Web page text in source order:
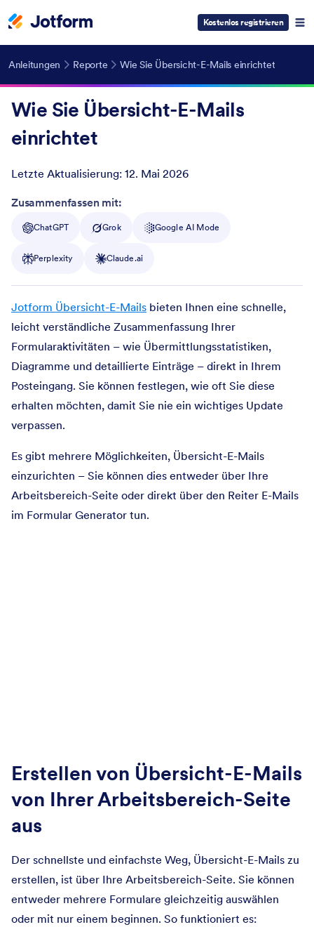
Kostenlos registrieren
Anleitungen Reporte Wie Sie Übersicht-E-Mails einrichtet
Wie Sie Übersicht-E-Mails
einrichtet
Letzte Aktualisierung: 12. Mai 2026
Post ID
Zusammenfassen mit:
ChatGPT Grok Google AI Mode
Perplexity Claude.ai
Jotform Übersicht-E-Mails bieten Ihnen eine schnelle,
leicht verständliche Zusammenfassung Ihrer
Formularaktivitäten – wie Übermittlungsstatistiken,
Diagramme und detaillierte Einträge – direkt in Ihrem
Posteingang. Sie können festlegen, wie oft Sie diese
erhalten möchten, damit Sie nie ein wichtiges Update
verpassen.
Es gibt mehrere Möglichkeiten, Übersicht-E-Mails
einzurichten – Sie können dies entweder über Ihre
Arbeitsbereich-Seite oder direkt über den Reiter E-Mails
im Formular Generator tun.
Erstellen von Übersicht-E-Mails
von Ihrer Arbeitsbereich-Seite
aus
Der schnellste und einfachste Weg, Übersicht-E-Mails zu
erstellen, ist über Ihre Arbeitsbereich-Seite. Sie können
entweder mehrere Formulare gleichzeitig auswählen
oder mit nur einem beginnen. So funktioniert es: